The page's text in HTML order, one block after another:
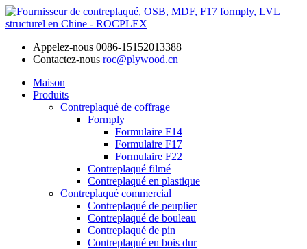
Appelez-nous 0086-15152013388
Contactez-nous roc@plywood.cn
Maison
Produits
Contreplaqué de coffrage
Formply
Formulaire F14
Formulaire F17
Formulaire F22
Contreplaqué filmé
Contreplaqué en plastique
Contreplaqué commercial
Contreplaqué de peuplier
Contreplaqué de bouleau
Contreplaqué de pin
Contreplaqué en bois dur